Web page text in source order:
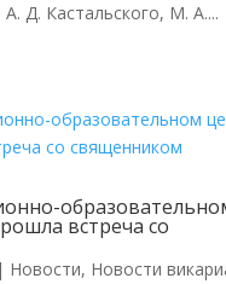
Д. Кастальского, М. А....
встреча со
| Новости, Новости